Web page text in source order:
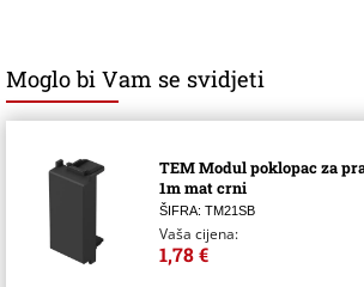
Moglo bi Vam se svidjeti
TEM Modul poklopac za
1m mat crni
ŠIFRA: TM21SB
Vaša cijena:
1,78 €